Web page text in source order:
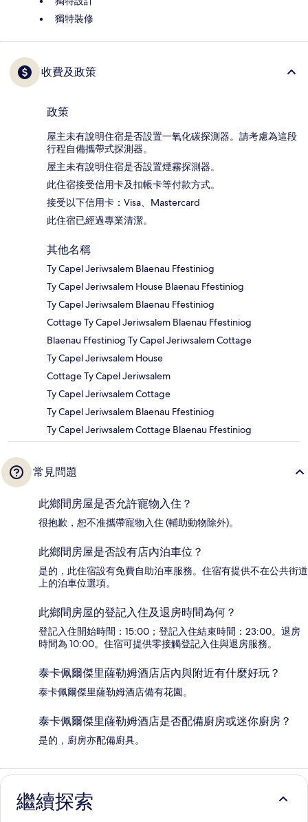
獨特裝修
收費及政策
政策
屋主未有說明住宿是否設置一氧化碳探測器。請考慮為這段
行程自備攜帶式探測器。
屋主未有說明住宿是否設置煙霧探測器。
此住宿接受信用卡及扣帳卡等付款方式。
接受以下信用卡：Visa、Mastercard
此住宿已經過專業清潔。
其他名稱
Ty Capel Jeriwsalem Blaenau Ffestiniog
Ty Capel Jeriwsalem House Blaenau Ffestiniog
Ty Capel Jeriwsalem Blaenau Ffestiniog
Cottage Ty Capel Jeriwsalem Blaenau Ffestiniog
Blaenau Ffestiniog Ty Capel Jeriwsalem Cottage
Ty Capel Jeriwsalem House
Cottage Ty Capel Jeriwsalem
Ty Capel Jeriwsalem Cottage
Ty Capel Jeriwsalem Blaenau Ffestiniog
Ty Capel Jeriwsalem Cottage Blaenau Ffestiniog
常見問題
此鄉間房屋是否允許寵物入住？
很抱歉，恕不准攜帶寵物入住 (輔助動物除外)。
此鄉間房屋是否設有店內泊車位？
是的，此住宿設有免費自助泊車服務。住宿有提供不在公共街道
上的泊車位選項。
此鄉間房屋的登記入住及退房時間為何？
登記入住開始時間：15:00；登記入住結束時間：23:00。退房
時間為 10:00。住宿可提供零接觸登記入住與退房服務。
泰卡佩爾傑里薩勒姆酒店店內與附近有什麼好玩？
泰卡佩爾傑里薩勒姆酒店備有花園。
泰卡佩爾傑里薩勒姆酒店是否配備廚房或迷你廚房？
是的，廚房亦配備廚具。
繼續探索